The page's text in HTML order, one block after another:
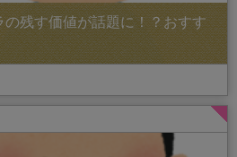
残す価値が話題に！？おすす